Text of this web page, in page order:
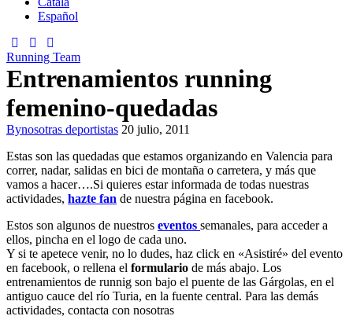
Español
Running Team
Entrenamientos running
femenino-quedadas
Bynosotras deportistas 20 julio, 2011
Estas son las quedadas que estamos organizando en Valencia para
correr, nadar, salidas en bici de montaña o carretera, y más que
vamos a hacer….Si quieres estar informada de todas nuestras
actividades, hazte fan de nuestra página en facebook.
Estos son algunos de nuestros eventos semanales, para acceder a
ellos, pincha en el logo de cada uno.
Y si te apetece venir, no lo dudes, haz click en «Asistiré» del evento
en facebook, o rellena el formulario de más abajo. Los
entrenamientos de runnig son bajo el puente de las Gárgolas, en el
antiguo cauce del río Turia, en la fuente central. Para las demás
actividades, contacta con nosotras